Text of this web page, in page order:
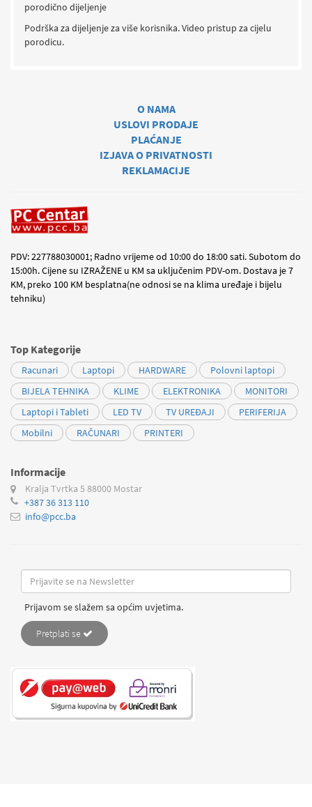
porodično dijeljenje
Podrška za dijeljenje za više korisnika. Video pristup za cijelu
porodicu.
O NAMA
USLOVI PRODAJE
PLAĆANJE
IZJAVA O PRIVATNOSTI
REKLAMACIJE
PDV: 227788030001; Radno vrijeme od 10:00 do 18:00 sati. Subotom do
15:00h. Cijene su IZRAŽENE u KM sa uključenim PDV-om. Dostava je 7
KM, preko 100 KM besplatna(ne odnosi se na klima uređaje i bijelu
tehniku)
Top Kategorije
Racunari Laptopi HARDWARE
Polovni laptopi
BIJELA TEHNIKA
KLIME ELEKTRONIKA
MONITORI
Laptopi i Tableti
LED TV TV UREĐAJI
PERIFERIJA
Mobilni
RAČUNARI PRINTERI
Informacije
Kralja Tvrtka 5 88000 Mostar
+387 36 313 110
info@pcc.ba
Prijavom se slažem sa općim uvjetima.
Pretplati se